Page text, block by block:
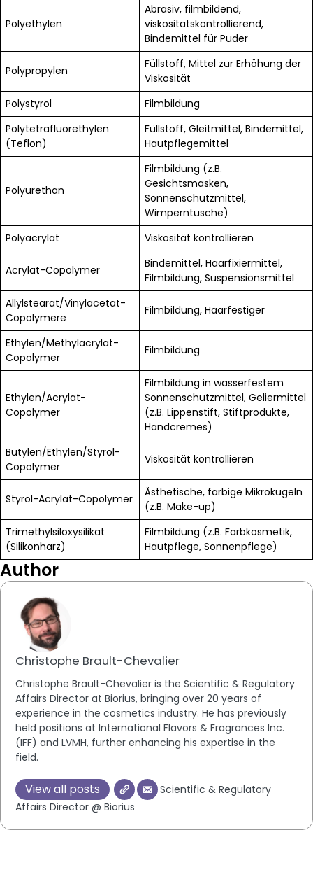
Polyethylen
Abrasiv, filmbildend,
viskositätskontrollierend,
Bindemittel für Puder
Polypropylen
Füllstoff, Mittel zur Erhöhung der
Viskosität
Polystyrol
Filmbildung
Polytetrafluorethylen
(Teflon)
Füllstoff, Gleitmittel, Bindemittel,
Hautpflegemittel
Polyurethan
Filmbildung (z.B.
Gesichtsmasken,
Sonnenschutzmittel,
Wimperntusche)
Polyacrylat
Viskosität kontrollieren
Acrylat-Copolymer
Bindemittel, Haarfixiermittel,
Filmbildung, Suspensionsmittel
Allylstearat/Vinylacetat-
Copolymere
Filmbildung, Haarfestiger
Ethylen/Methylacrylat-
Copolymer
Filmbildung
Ethylen/Acrylat-
Copolymer
Filmbildung in wasserfestem
Sonnenschutzmittel, Geliermittel
(z.B. Lippenstift, Stiftprodukte,
Handcremes)
Butylen/Ethylen/Styrol-
Copolymer
Viskosität kontrollieren
Styrol-Acrylat-Copolymer
Ästhetische, farbige Mikrokugeln
(z.B. Make-up)
Trimethylsiloxysilikat
(Silikonharz)
Filmbildung (z.B. Farbkosmetik,
Hautpflege, Sonnenpflege)
Author
Christophe Brault-Chevalier
Christophe Brault-Chevalier is the Scientific & Regulatory
Affairs Director at Biorius, bringing over 20 years of
experience in the cosmetics industry. He has previously
held positions at International Flavors & Fragrances Inc.
(IFF) and LVMH, further enhancing his expertise in the
field.
View all posts
Scientific & Regulatory
Affairs Director @ Biorius